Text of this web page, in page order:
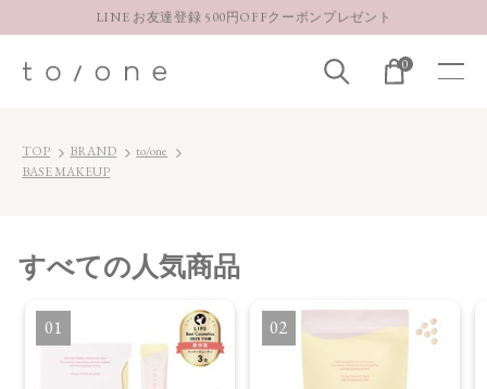
LINE お友達登録 500円OFFクーポンプレゼント
お得な定期購入コースはこちら
0
TOP BRAND
to/one
BASE MAKEUP
すべての人気商品
1 2